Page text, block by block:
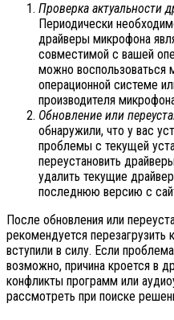
Проверка актуальности
Периодически
драйверы микрофона
совместимой с вашей
можно воспользоваться
операционной системе
производителя
Обновление или
обнаружили, что у вас
проблемы с текущей
переустановить
удалить текущие
последнюю версию с
После обновления или
рекомендуется
вступили в силу. Если
возможно, причина кроется в
конфликты программ или
рассмотреть при поиске